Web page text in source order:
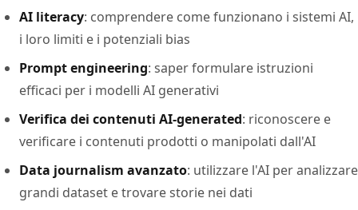
AI literacy: comprendere come funzionano i sistemi AI,
i loro limiti e i potenziali bias
Prompt engineering: saper formulare istruzioni
efficaci per i modelli AI generativi
Verifica dei contenuti AI-generated: riconoscere e
verificare i contenuti prodotti o manipolati dall'AI
Data journalism avanzato: utilizzare l'AI per analizzare
grandi dataset e trovare storie nei dati